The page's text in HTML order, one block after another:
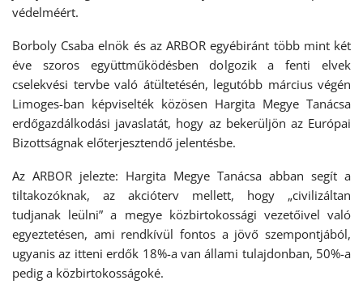
védelméért.
Borboly Csaba elnök és az ARBOR egyébiránt több mint két
éve szoros együttműködésben dolgozik a fenti elvek
cselekvési tervbe való átültetésén, legutóbb március végén
Limoges-ban képviselték közösen Hargita Megye Tanácsa
erdőgazdálkodási javaslatát, hogy az bekerüljön az Európai
Bizottságnak előterjesztendő jelentésbe.
Az ARBOR jelezte: Hargita Megye Tanácsa abban segít a
tiltakozóknak, az akcióterv mellett, hogy „civilizáltan
tudjanak leülni” a megye közbirtokossági vezetőivel való
egyeztetésen, ami rendkívül fontos a jövő szempontjából,
ugyanis az itteni erdők 18%-a van állami tulajdonban, 50%-a
pedig a közbirtokosságoké.